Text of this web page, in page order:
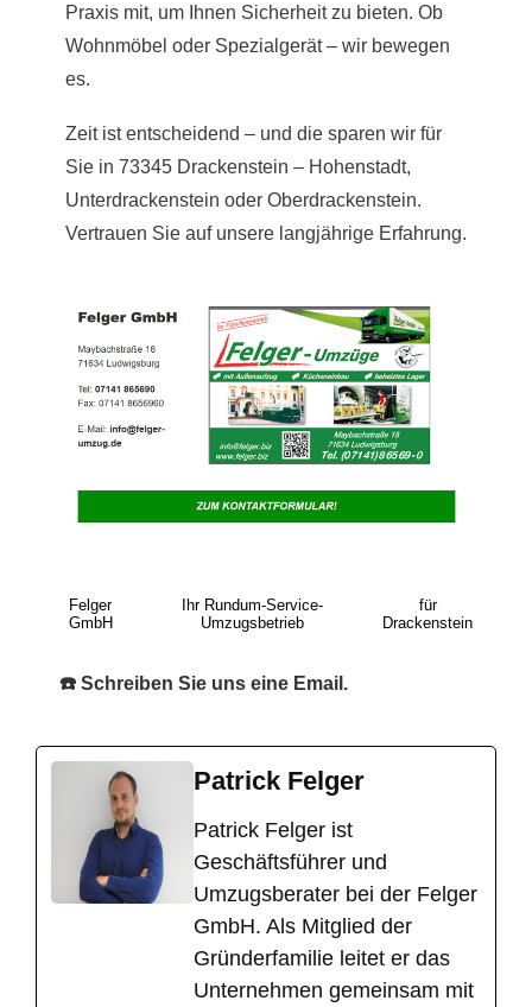
Praxis mit, um Ihnen Sicherheit zu bieten. Ob
Wohnmöbel oder Spezialgerät – wir bewegen
es.
Zeit ist entscheidend – und die sparen wir für
Sie in 73345 Drackenstein – Hohenstadt,
Unterdrackenstein oder Oberdrackenstein.
Vertrauen Sie auf unsere langjährige Erfahrung.
Felger
GmbH
Ihr Rundum-Service-
Umzugsbetrieb
für
Drackenstein
☎️ Schreiben Sie uns eine Email.
Patrick Felger
​Patrick Felger ist
Geschäftsführer und
Umzugsberater bei der Felger
GmbH. Als Mitglied der
Gründerfamilie leitet er das
Unternehmen gemeinsam mit